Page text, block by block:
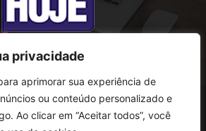
privacidade
aprimorar sua experiência de
ou conteúdo personalizado e
Ao clicar em “Aceitar todos”, você
SOBRE NÓS